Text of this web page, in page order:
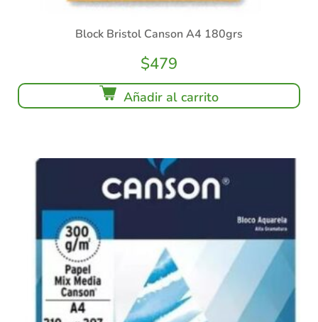
Block Bristol Canson A4 180grs
$479
Añadir al carrito